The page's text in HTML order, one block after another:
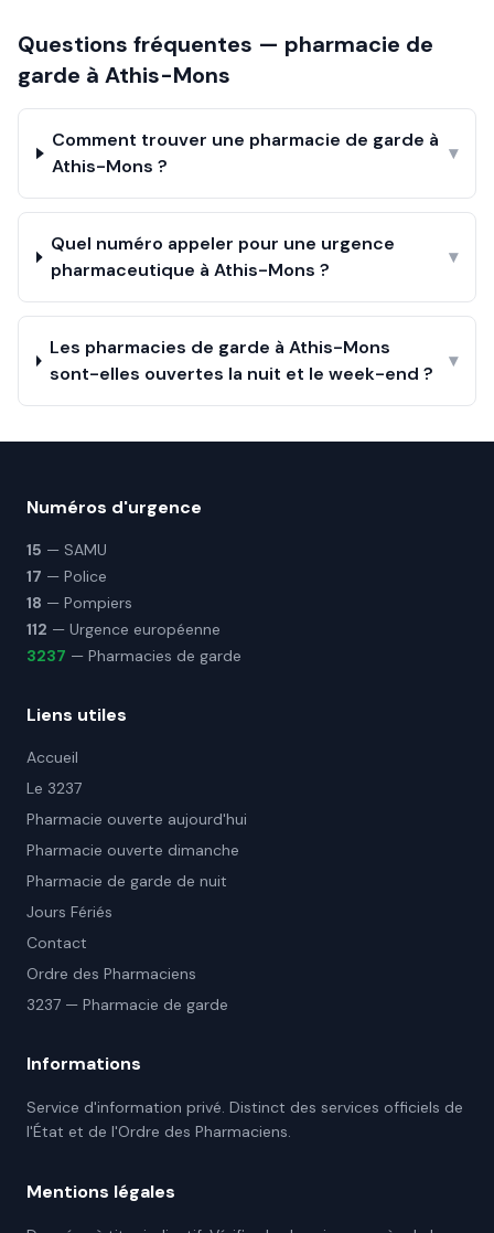
Questions fréquentes — pharmacie de
garde à Athis-Mons
Comment trouver une pharmacie de garde à
Athis-Mons ?
▾
Quel numéro appeler pour une urgence
pharmaceutique à Athis-Mons ?
▾
Les pharmacies de garde à Athis-Mons
sont-elles ouvertes la nuit et le week-end ?
▾
Numéros d'urgence
15 — SAMU
17 — Police
18 — Pompiers
112 — Urgence européenne
3237 — Pharmacies de garde
Liens utiles
Accueil
Le 3237
Pharmacie ouverte aujourd'hui
Pharmacie ouverte dimanche
Pharmacie de garde de nuit
Jours Fériés
Contact
Ordre des Pharmaciens
3237 — Pharmacie de garde
Informations
Service d'information privé. Distinct des services officiels de
l'État et de l'Ordre des Pharmaciens.
Mentions légales